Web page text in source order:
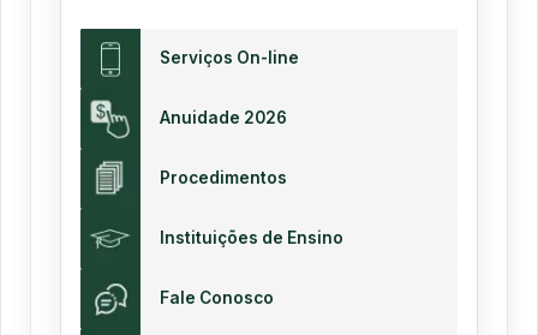
Serviços On-line
Anuidade 2026
Procedimentos
Instituições de Ensino
Fale Conosco